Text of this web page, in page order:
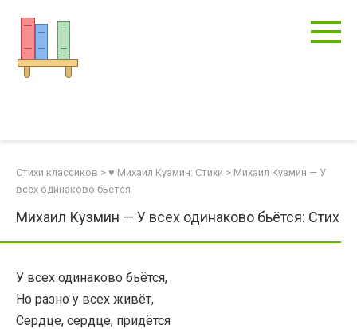
контенту
Стихи классиков > ♥ Михаил Кузмин: Стихи > Михаил Кузмин — У
всех одинаково бьётся
Михаил Кузмин — У всех одинаково бьётся: Стих
У всех одинаково бьётся,
Но разно у всех живёт,
Сердце, сердце, придётся